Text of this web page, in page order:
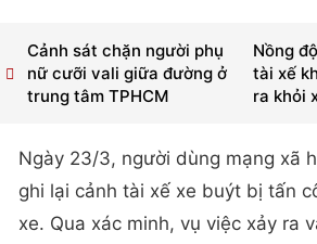
Nồng
tài xế
ra khỏi
Cảnh sát chặn người phụ
nữ cưỡi vali giữa đường ở
trung tâm TPHCM
Ngày 23/3, người dùng mạng xã
ghi lại cảnh tài xế xe buýt bị tấn
xe. Qua xác minh, vụ việc xảy ra